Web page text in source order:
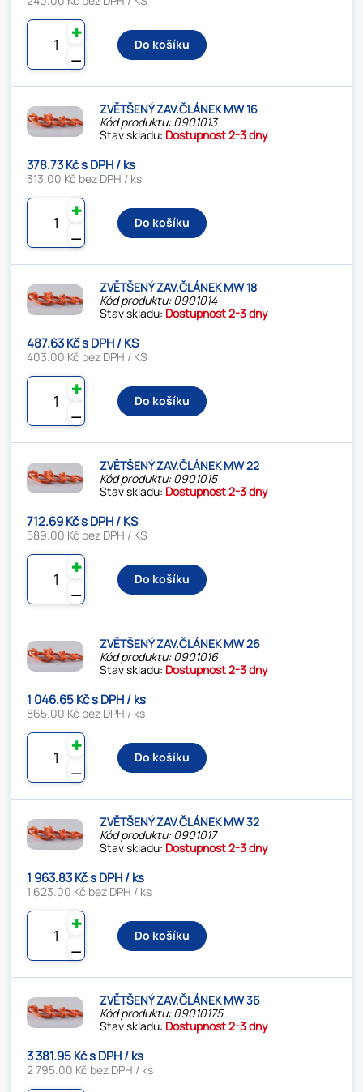
⚊
✚
Do košíku
ZVĚTŠENÝ ZAV.ČLÁNEK MW 16
Kód produktu: 0901013
Stav skladu: Dostupnost 2-3 dny
378.73 Kč s DPH / ks
313.00 Kč bez DPH / ks
⚊
✚
Do košíku
ZVĚTŠENÝ ZAV.ČLÁNEK MW 18
Kód produktu: 0901014
Stav skladu: Dostupnost 2-3 dny
487.63 Kč s DPH / KS
403.00 Kč bez DPH / KS
⚊
✚
Do košíku
ZVĚTŠENÝ ZAV.ČLÁNEK MW 22
Kód produktu: 0901015
Stav skladu: Dostupnost 2-3 dny
712.69 Kč s DPH / KS
589.00 Kč bez DPH / KS
⚊
✚
Do košíku
ZVĚTŠENÝ ZAV.ČLÁNEK MW 26
Kód produktu: 0901016
Stav skladu: Dostupnost 2-3 dny
1 046.65 Kč s DPH / ks
865.00 Kč bez DPH / ks
⚊
✚
Do košíku
ZVĚTŠENÝ ZAV.ČLÁNEK MW 32
Kód produktu: 0901017
Stav skladu: Dostupnost 2-3 dny
1 963.83 Kč s DPH / ks
1 623.00 Kč bez DPH / ks
⚊
✚
Do košíku
ZVĚTŠENÝ ZAV.ČLÁNEK MW 36
Kód produktu: 09010175
Stav skladu: Dostupnost 2-3 dny
3 381.95 Kč s DPH / ks
2 795.00 Kč bez DPH / ks